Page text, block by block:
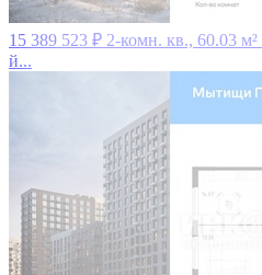
15 389 523 ₽ 2-комн. кв., 60.03 м²
й...